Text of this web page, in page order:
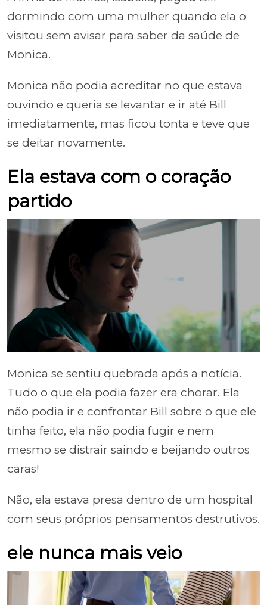
dormindo com uma mulher quando ela o
visitou sem avisar para saber da saúde de
Monica.
Monica não podia acreditar no que estava
ouvindo e queria se levantar e ir até Bill
imediatamente, mas ficou tonta e teve que
se deitar novamente.
Ela estava com o coração
partido
Monica se sentiu quebrada após a notícia.
Tudo o que ela podia fazer era chorar. Ela
não podia ir e confrontar Bill sobre o que ele
tinha feito, ela não podia fugir e nem
mesmo se distrair saindo e beijando outros
caras!
Não, ela estava presa dentro de um hospital
com seus próprios pensamentos destrutivos.
ele nunca mais veio